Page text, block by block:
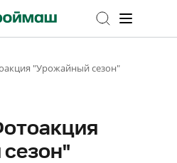
"Урожайный сезон"